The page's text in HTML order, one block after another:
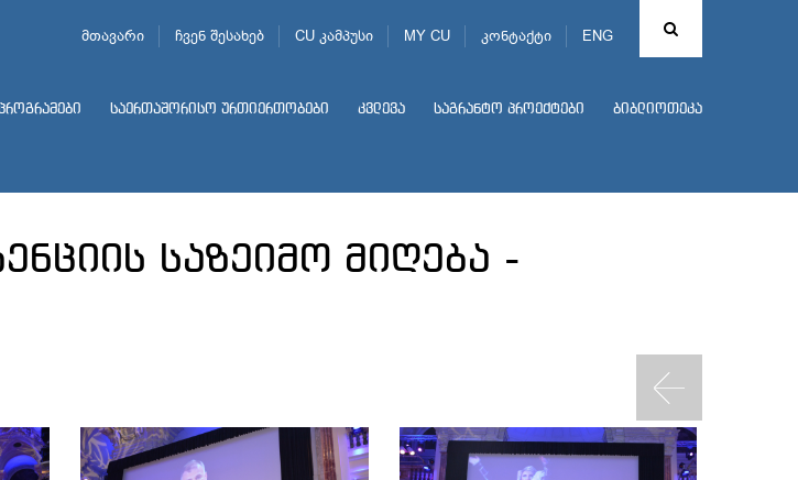
ENG
მთავარი ჩვენ შესახებ CU კამპუსი MY CU კონტაქტი
საერთაშორისო ურთიერთობები კვლევა საგრანტო პროექტები ბიბლიოთეკა
საზეიმო მიღება -